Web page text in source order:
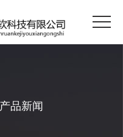
产品新闻